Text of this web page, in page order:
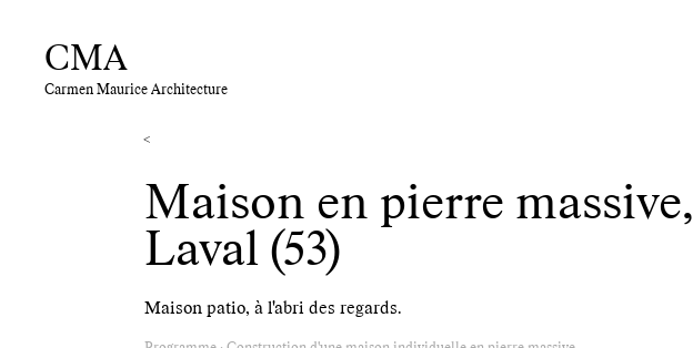
CMA
Carmen Maurice Architecture
<
Maison en pierre massive,
Laval (53)
Maison patio, à l'abri des regards.